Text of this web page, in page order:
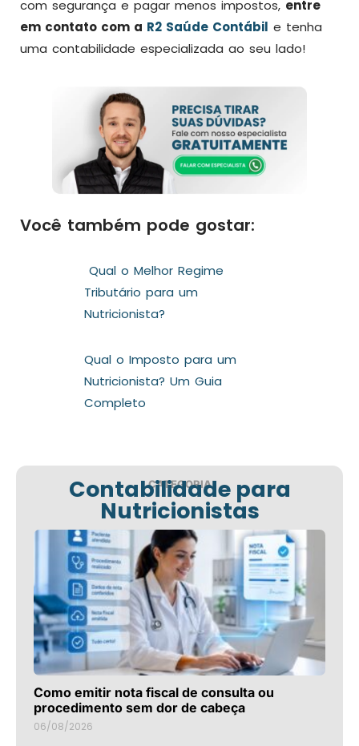
com segurança e pagar menos impostos, entre
em contato com a R2 Saúde Contábil e tenha
uma contabilidade especializada ao seu lado!
Você também pode gostar:
Qual o Melhor Regime
Tributário para um
Nutricionista?
Qual o Imposto para um
Nutricionista? Um Guia
Completo
CATEGORIA
Contabilidade para
Nutricionistas
Como emitir nota fiscal de consulta ou
procedimento sem dor de cabeça
06/08/2026